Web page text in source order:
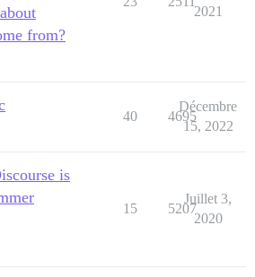
from?
2021
40 4695
Décembre
15, 2022
is
15 5207
Juillet 3,
2020